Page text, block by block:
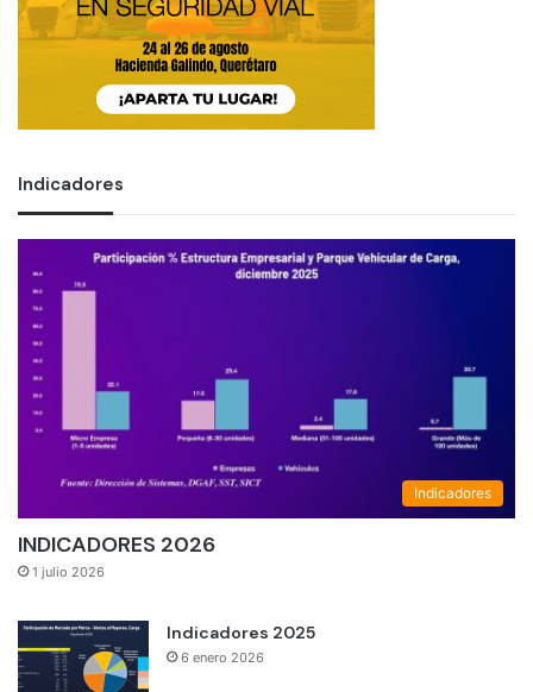
Indicadores
Indicadores
INDICADORES 2026
1 julio 2026
Indicadores 2025
6 enero 2026